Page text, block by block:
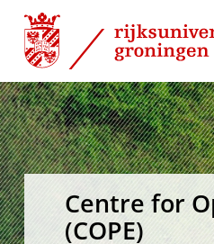
Skip
Content
Skip
Navigation
Centre for
(COPE)